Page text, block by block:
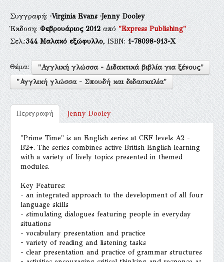
Συγγραφή:·Virginia Evans·Jenny Dooley
Έκδοση:Φεβρουάριος 2012από"Express Publishing"
Σελ.:344 Μαλακό εξώφυλλο, ISBN:1-78098-913-Χ
Θέμα:
"Αγγλική γλώσσα - Διδακτικά βιβλία για ξένους"
"Αγγλική γλώσσα - Σπουδή και διδασκαλία"
Περιγραφή Jenny Dooley
"Prime Time" is an English series at CEF levels A2 -
B2+. The series combines active British English learning
with a variety of lively topics presented in themed
modules.
Key Features:
- an integrated approach to the development of all four
language skills
- stimulating dialogues featuring people in everyday
situations
- vocabulary presentation and practice
- variety of reading and listening tasks
- clear presentation and practice of grammar structures